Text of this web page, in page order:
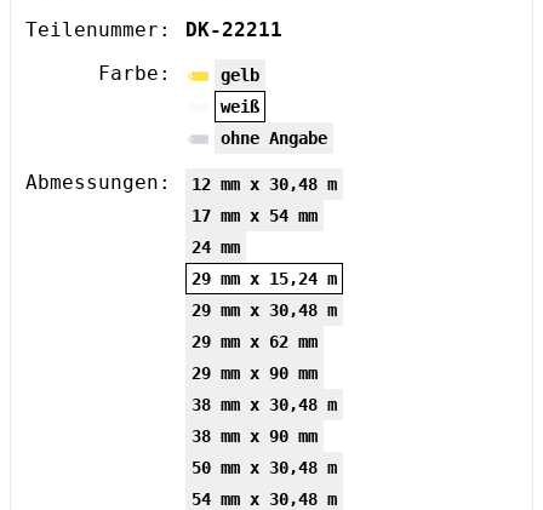
Teilenummer:
DK-22211
Farbe:
gelb
weiß
ohne Angabe
Abmessungen:
12 mm x 30,48 m
17 mm x 54 mm
24 mm
29 mm x 15,24 m
29 mm x 30,48 m
29 mm x 62 mm
29 mm x 90 mm
38 mm x 30,48 m
38 mm x 90 mm
50 mm x 30,48 m
54 mm x 30,48 m